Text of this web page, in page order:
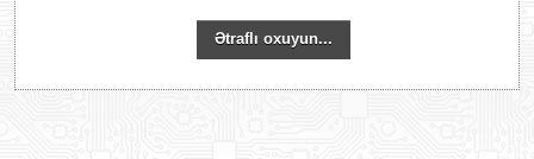
Ətraflı oxuyun...